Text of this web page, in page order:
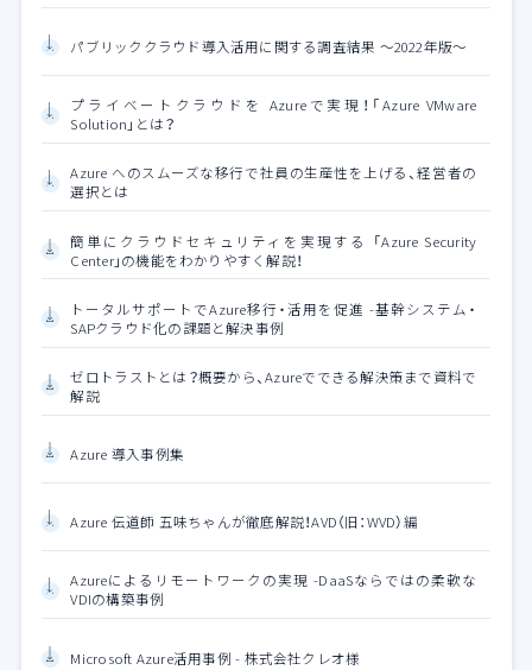
パブリッククラウド導入活用に関する調査結果 ～2022年版～
プライベートクラウドを Azureで実現！「Azure VMware
Solution」とは？
Azure へのスムーズな移行で社員の生産性を上げる、経営者の
選択とは
簡単にクラウドセキュリティを実現する 「Azure Security
Center」の機能をわかりやすく解説！
トータルサポートでAzure移行・活用を促進 -基幹システム・
SAPクラウド化の課題と解決事例
ゼロトラストとは？概要から、Azureでできる解決策まで資料で
解説
Azure 導入事例集
Azure 伝道師 五味ちゃんが徹底解説！AVD（旧：WVD）編
Azureによるリモートワークの実現 -DaaSならではの柔軟な
VDIの構築事例
Microsoft Azure活用事例 - 株式会社クレオ様